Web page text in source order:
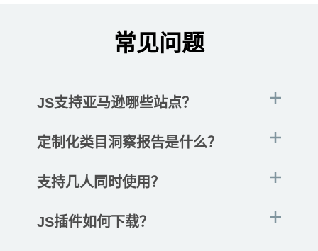
常见问题
JS支持亚马逊哪些站点？
定制化类目洞察报告是什么？
支持几人同时使用？
JS插件如何下载？